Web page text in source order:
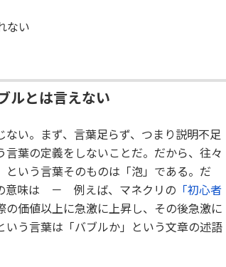
ない
ルとは言えない
ない。まず、言葉足らず、つまり説明不足
葉の定義をしないことだ。だから、往々
いう言葉そのものは「泡」である。だ
意味は － 例えば、マネクリの 「初心者
の価値以上に急激に上昇し、その後急激に
う言葉は「バブルか」という文章の述語